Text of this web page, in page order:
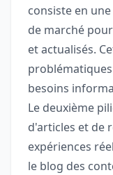
consiste en
de marché
et actualisés.
besoins
Le deuxième
d'articles et de
expériences
le blog des